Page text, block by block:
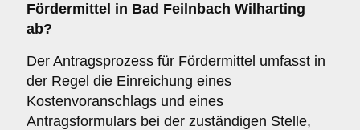
Fördermittel in Bad Feilnbach Wilharting
ab?
Der Antragsprozess für Fördermittel umfasst in
der Regel die Einreichung eines
Kostenvoranschlags und eines
Antragsformulars bei der zuständigen Stelle,